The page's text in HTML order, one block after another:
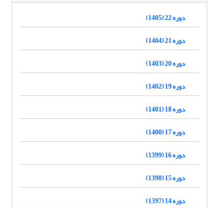
دوره 22 (1405)
دوره 21 (1404)
دوره 20 (1403)
دوره 19 (1402)
دوره 18 (1401)
دوره 17 (1400)
دوره 16 (1399)
دوره 15 (1398)
دوره 14 (1397)